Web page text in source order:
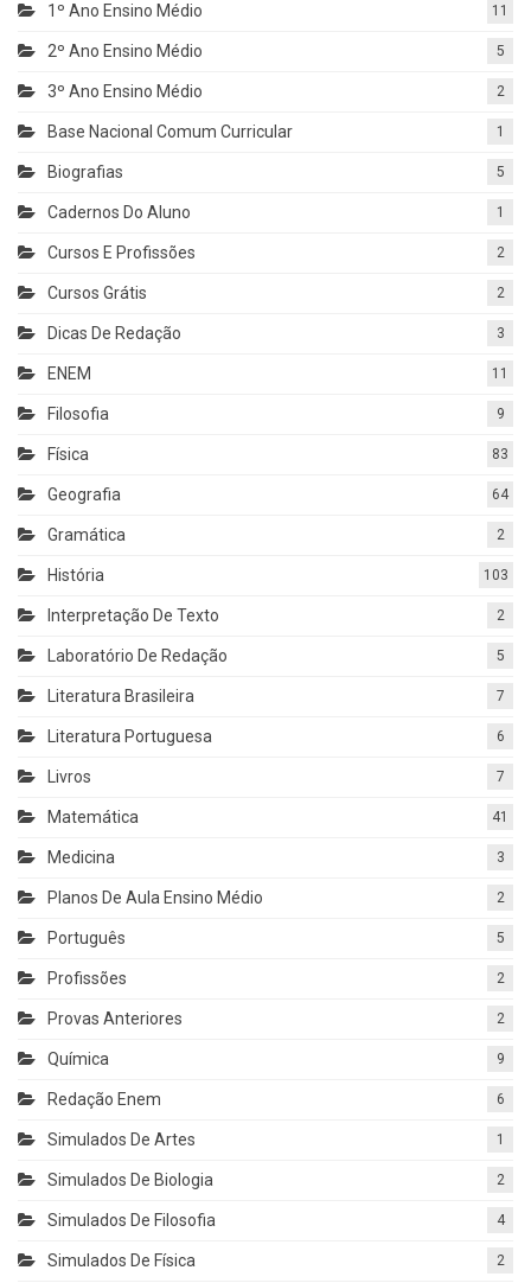
1º Ano Ensino Médio 11
2º Ano Ensino Médio 5
3º Ano Ensino Médio 2
Base Nacional Comum Curricular 1
Biografias 5
Cadernos Do Aluno 1
Cursos E Profissões 2
Cursos Grátis 2
Dicas De Redação 3
ENEM 11
Filosofia 9
Física 83
Geografia 64
Gramática 2
História 103
Interpretação De Texto 2
Laboratório De Redação 5
Literatura Brasileira 7
Literatura Portuguesa 6
Livros 7
Matemática 41
Medicina 3
Planos De Aula Ensino Médio 2
Português 5
Profissões 2
Provas Anteriores 2
Química 9
Redação Enem 6
Simulados De Artes 1
Simulados De Biologia 2
Simulados De Filosofia 4
Simulados De Física 2